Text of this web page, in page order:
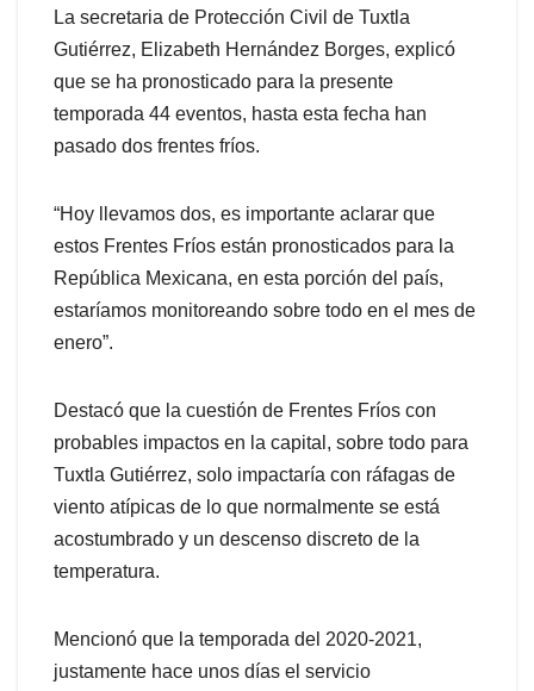
La secretaria de Protección Civil de Tuxtla
Gutiérrez, Elizabeth Hernández Borges, explicó
que se ha pronosticado para la presente
temporada 44 eventos, hasta esta fecha han
pasado dos frentes fríos.
“Hoy llevamos dos, es importante aclarar que
estos Frentes Fríos están pronosticados para la
República Mexicana, en esta porción del país,
estaríamos monitoreando sobre todo en el mes de
enero”.
Destacó que la cuestión de Frentes Fríos con
probables impactos en la capital, sobre todo para
Tuxtla Gutiérrez, solo impactaría con ráfagas de
viento atípicas de lo que normalmente se está
acostumbrado y un descenso discreto de la
temperatura.
Mencionó que la temporada del 2020-2021,
justamente hace unos días el servicio